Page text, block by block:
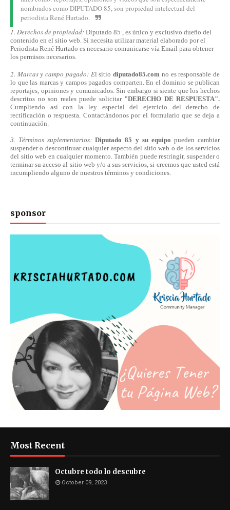
nombrados como DIPUTADO 85, son propiedad intelectual del
periodista René Hurtado.
1. Derechos de propiedad: Diputado 85 , es único y exclusivo dueño del
contenido en el sitio web. Si necesita utilizar material elaborado por el
Periodista René Hurtado es necesario comunicarse vía Email para obtener
los permisos necesarios.
2. Marcas y campo pagado: El sitiodiputado85.com no es responsable de
lo que las marcas y campos pagados comparten. En el dominio se publican
reportajes, opiniones y comunicados. Sin embargo si siente que los hechos
descritos no son reales puede solicitar "DERECHO DE RESPUESTA".
Cumpliendo asícon la ley especial del ejercicio del derecho de
rectificación o respuesta. Contactándonospor el formulario que se deja a
continuación.
3. Términos suplementarios:Diputado 85 y su equipo pueden cambiar
suspender o descontinuar cualquier aspecto del sitio web o de los servicios
del sitio web en cualquier momento. También puede restringir, suspender o
terminar su acceso al sitio web y/o a sus servicios, si creemos que usted está
incumpliendo alguno de nuestros términos y condiciones.
sponsor
Most Recent
Octubre todo lo descubre
October 09, 2023